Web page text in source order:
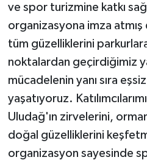
ve spor turizmine katkı
organizasyona imza atmış
tüm güzelliklerini
noktalardan geçirdiğimiz
mücadelenin yanı sıra
yaşatıyoruz.
Uludağ'ın zirvelerini,
doğal güzelliklerini
organizasyon sayesinde